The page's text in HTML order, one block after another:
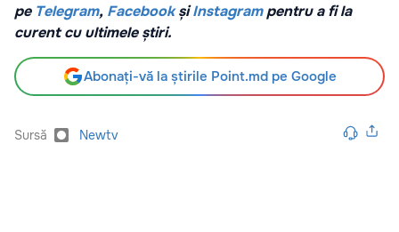
pe Telegram, Facebook șiInstagrampentru a fi la
curent cu ultimele știri.
Abonați-vă la știrile Point.md pe Google
Sursă Newtv